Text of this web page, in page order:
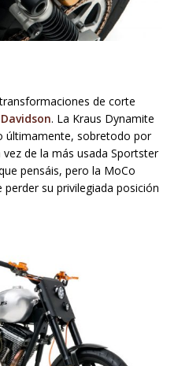
de corte
. La Kraus Dynamite
últimamente, sobretodo por
de la más usada Sportster
pensáis, pero la MoCo
su privilegiada posición